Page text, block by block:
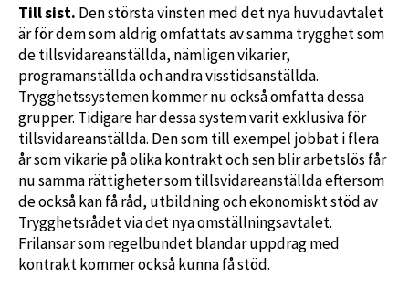
Till sist. Den största vinsten med det nya huvudavtalet
är för dem som aldrig omfattats av samma trygghet som
de tillsvidareanställda, nämligen vikarier,
programanställda och andra visstidsanställda.
Trygghetssystemen kommer nu också omfatta dessa
grupper. Tidigare har dessa system varit exklusiva för
tillsvidareanställda. Den som till exempel jobbat i flera
år som vikarie på olika kontrakt och sen blir arbetslös får
nu samma rättigheter som tillsvidareanställda eftersom
de också kan få råd, utbildning och ekonomiskt stöd av
Trygghetsrådet via det nya omställningsavtalet.
Frilansar som regelbundet blandar uppdrag med
kontrakt kommer också kunna få stöd.